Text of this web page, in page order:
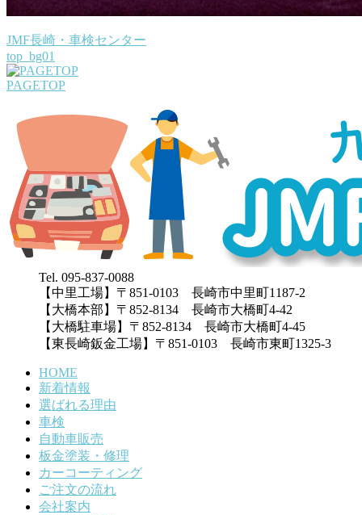
JMF長崎・車検センター
top_bg01
PAGETOP
Tel. 095-837-0088
【中里工場】〒851-0103 長崎市中里町1187-2
【大橋本部】〒852-8134 長崎市大橋町4-42
【大橋駐車場】〒852-8134 長崎市大橋町4-45
【東長崎鈑金工場】〒851-0103 長崎市東町1325-3
HOME
新着情報
選ばれる理由
車検
自動車販売
板金塗装・修理
カーコーティング
ご注文の流れ
会社案内